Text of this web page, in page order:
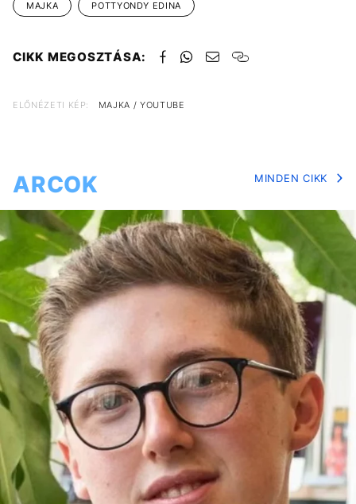
MAJKA POTTYONDY EDINA
CIKK MEGOSZTÁSA:
ELŐNÉZETI KÉP: MAJKA / YOUTUBE
ARCOK MINDEN CIKK